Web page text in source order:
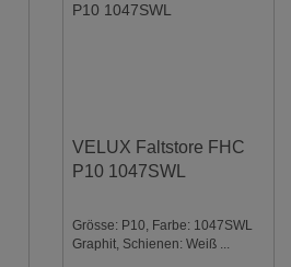
VELUX Faltstore FHC
P10 1047SWL
Grösse: P10, Farbe: 1047SWL
Graphit, Schienen: Weiß ...